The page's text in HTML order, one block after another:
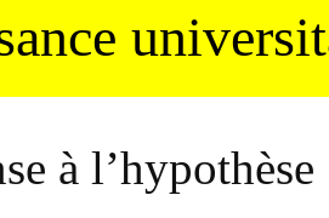
à l’hypothèse